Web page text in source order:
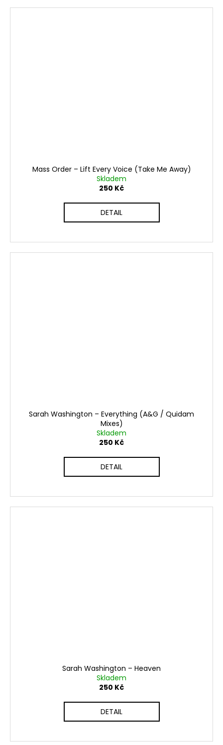
Mass Order ‎– Lift Every Voice (Take Me Away)
Skladem
250 Kč
DETAIL
Sarah Washington – Everything (A&G / Quidam
Mixes)
Skladem
250 Kč
DETAIL
Sarah Washington – Heaven
Skladem
250 Kč
DETAIL